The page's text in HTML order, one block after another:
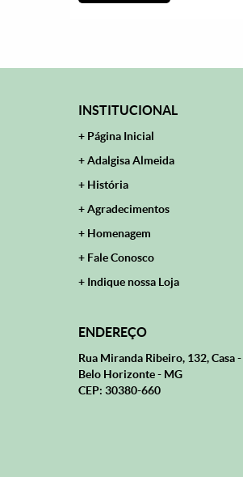
INSTITUCIONAL
Página Inicial
Adalgisa Almeida
História
Agradecimentos
Homenagem
Fale Conosco
Indique nossa Loja
ENDEREÇO
Rua Miranda Ribeiro, 132, Casa-
Belo Horizonte- MG
CEP: 30380-660